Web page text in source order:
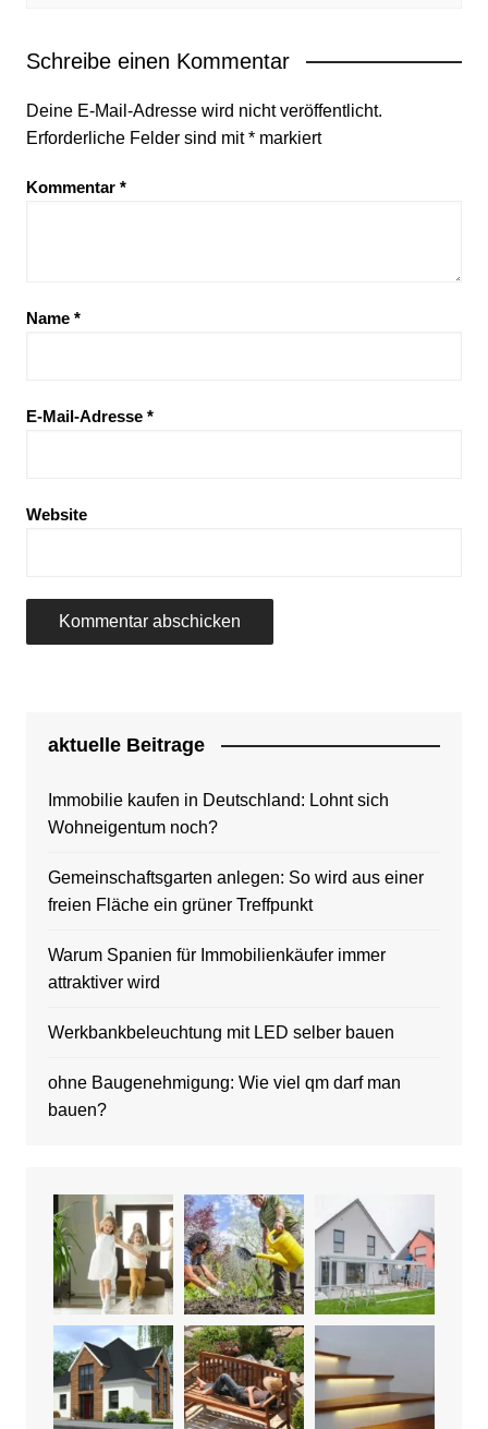
Schreibe einen Kommentar
Deine E-Mail-Adresse wird nicht veröffentlicht.
Erforderliche Felder sind mit*markiert
Kommentar *
Name *
E-Mail-Adresse *
Website
aktuelle Beitrage
Immobilie kaufen in Deutschland: Lohnt sich
Wohneigentum noch?
Gemeinschaftsgarten anlegen: So wird aus einer
freien Fläche ein grüner Treffpunkt
Warum Spanien für Immobilienkäufer immer
attraktiver wird
Werkbankbeleuchtung mit LED selber bauen
ohne Baugenehmigung: Wie viel qm darf man
bauen?